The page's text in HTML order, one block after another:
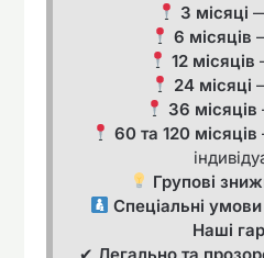
3 місяці
6 місяців
12 місяців
24 місяці
36 місяців
60 та 120 місяців
Групові
Спеціальні умови
Наші